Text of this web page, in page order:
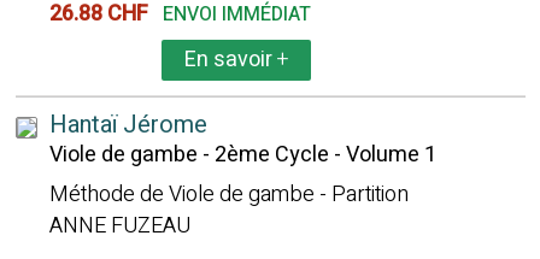
26.88 CHF ENVOI IMMÉDIAT
En savoir+
Hantaï Jérome
Viole de gambe - 2ème Cycle - Volume 1
Méthode de Viole de gambe - Partition
ANNE FUZEAU